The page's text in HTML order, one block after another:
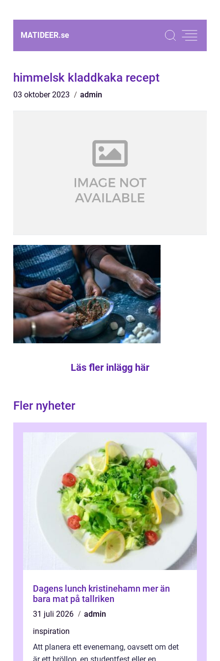
MATIDEER.se
himmelsk kladdkaka recept
03 oktober 2023 admin
Läs fler inlägg här
Fler nyheter
Dagens lunch kristinehamn mer än
bara mat på tallriken
31 juli 2026
admin
inspiration
Att planera ett evenemang, oavsett om det